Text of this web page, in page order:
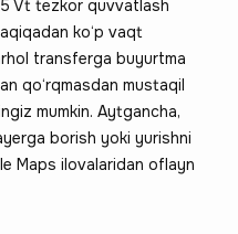
Vt tezkor quvvatlash
ko‘p vaqt
transferga buyurtma
qo‘rqmasdan mustaqil
mumkin. Aytgancha,
borish yoki yurishni
Maps ilovalaridan oflayn